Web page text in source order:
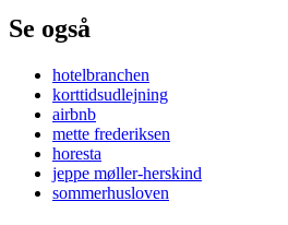
Se også
hotelbranchen
korttidsudlejning
airbnb
mette frederiksen
horesta
jeppe møller-herskind
sommerhusloven